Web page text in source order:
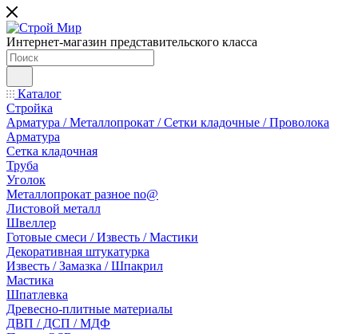
Интернет-магазин представительского класса
Каталог
Стройка
Арматура / Металлопрокат / Сетки кладочные / Проволока
Арматура
Сетка кладочная
Труба
Уголок
Металлопрокат разное no@
Листовой металл
Швеллер
Готовые смеси / Известь / Мастики
Декоративная штукатурка
Известь / Замазка / Шпакрил
Мастика
Шпатлевка
Древесно-плитные материалы
ДВП / ДСП / МДФ